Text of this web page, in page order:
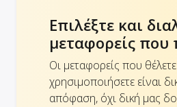
Επιλέξτε και
μεταφορείς που
Οι μεταφορείς που
χρησιμοποιήσετε είναι
απόφαση, όχι δική μας